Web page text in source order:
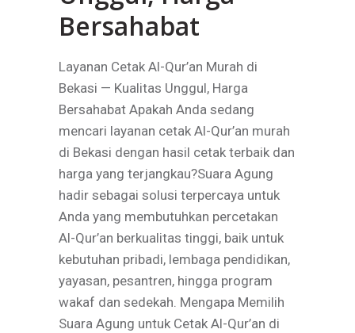
Bersahabat
Layanan Cetak Al-Qur’an Murah di
Bekasi — Kualitas Unggul, Harga
Bersahabat Apakah Anda sedang
mencari layanan cetak Al-Qur’an murah
di Bekasi dengan hasil cetak terbaik dan
harga yang terjangkau?Suara Agung
hadir sebagai solusi terpercaya untuk
Anda yang membutuhkan percetakan
Al-Qur’an berkualitas tinggi, baik untuk
kebutuhan pribadi, lembaga pendidikan,
yayasan, pesantren, hingga program
wakaf dan sedekah. Mengapa Memilih
Suara Agung untuk Cetak Al-Qur’an di